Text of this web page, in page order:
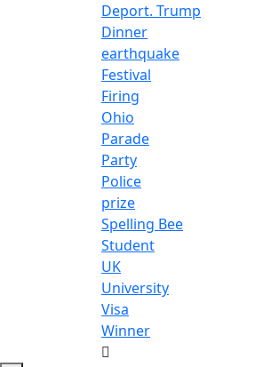
Deport. Trump
Dinner
earthquake
Festival
Firing
Ohio
Parade
Party
Police
prize
Spelling Bee
Student
UK
University
Visa
Winner